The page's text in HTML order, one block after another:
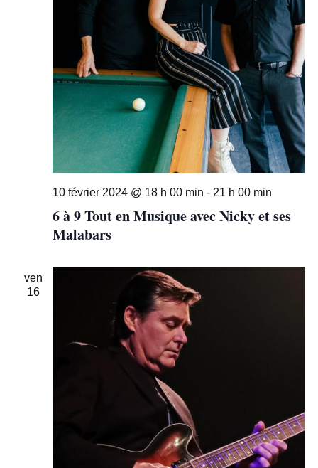
6 à 9 Tout en Musique avec Nicky et ses
Malabars
10 février 2024 @ 18 h 00 min - 21 h 00 min
ven
16